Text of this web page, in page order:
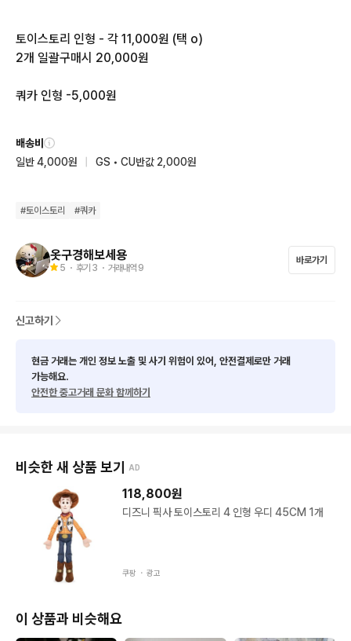
토이스토리 인형 - 각 11,000원 (택 o)
2개 일괄구매시 20,000원
쿼카 인형 -5,000원
배송비
일반 4,000원
GS • CU반값 2,000원
#토이스토리 #쿼카
옷구경해보세용
5 ・ 후기 3 ・ 거래내역 9
바로가기
신고하기
현금 거래는 개인 정보 노출 및 사기 위험이 있어, 안전결제로만 거래
가능해요.
안전한 중고거래 문화 함께하기
비슷한 새 상품 보기 AD
118,800원
디즈니 픽사 토이스토리 4 인형 우디 45CM 1개
쿠팡 ・ 광고
이 상품과 비슷해요